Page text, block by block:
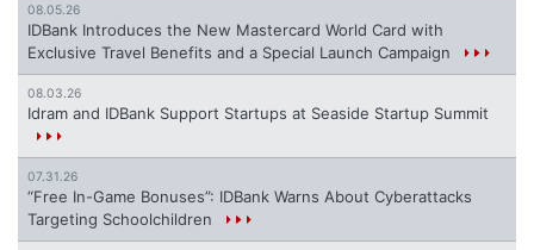
08.05.26
IDBank Introduces the New Mastercard World Card with
Exclusive Travel Benefits and a Special Launch Campaign
08.03.26
Idram and IDBank Support Startups at Seaside Startup Summit
07.31.26
“Free In-Game Bonuses”: IDBank Warns About Cyberattacks
Targeting Schoolchildren